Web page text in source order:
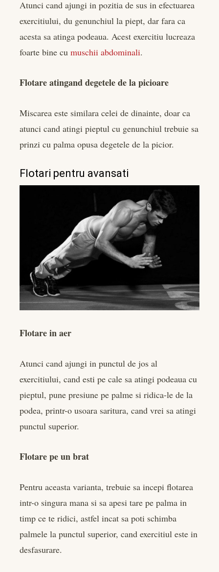
Atunci cand ajungi in pozitia de sus in efectuarea
exercitiului, du genunchiul la piept, dar fara ca
acesta sa atinga podeaua. Acest exercitiu lucreaza
foarte bine cu muschii abdominali.
Flotare atingand degetele de la picioare
Miscarea este similara celei de dinainte, doar ca
atunci cand atingi pieptul cu genunchiul trebuie sa
prinzi cu palma opusa degetele de la picior.
Flotari pentru avansati
Flotare in aer
Atunci cand ajungi in punctul de jos al
exercitiului, cand esti pe cale sa atingi podeaua cu
pieptul, pune presiune pe palme si ridica-le de la
podea, printr-o usoara saritura, cand vrei sa atingi
punctul superior.
Flotare pe un brat
Pentru aceasta varianta, trebuie sa incepi flotarea
intr-o singura mana si sa apesi tare pe palma in
timp ce te ridici, astfel incat sa poti schimba
palmele la punctul superior, cand exercitiul este in
desfasurare.